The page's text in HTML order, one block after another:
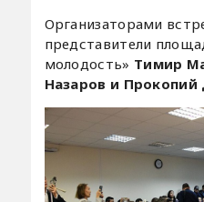
Организаторами
представители
молодость» Тимир
Назаров и Прокопий